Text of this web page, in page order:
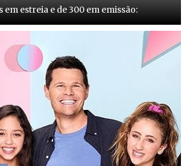
em estreia e de 300 em emissão: